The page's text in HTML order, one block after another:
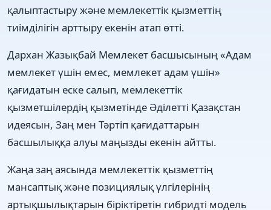
қалыптастыру және мемлекеттік қызметтің
тиімділігін арттыру екенін атап өтті.
Дархан Жазықбай Мемлекет басшысының «Адам
мемлекет үшін емес, мемлекет адам үшін»
қағидатын еске салып, мемлекеттік
қызметшілердің қызметінде Әділетті Қазақстан
идеясын, Заң мен Тәртіп қағидаттарын
басшылыққа алуы маңызды екенін айтты.
Жаңа заң аясында мемлекеттік қызметтің
мансаптық және позициялық үлгілерінің
артықшылықтарын біріктіретін гибридті модель